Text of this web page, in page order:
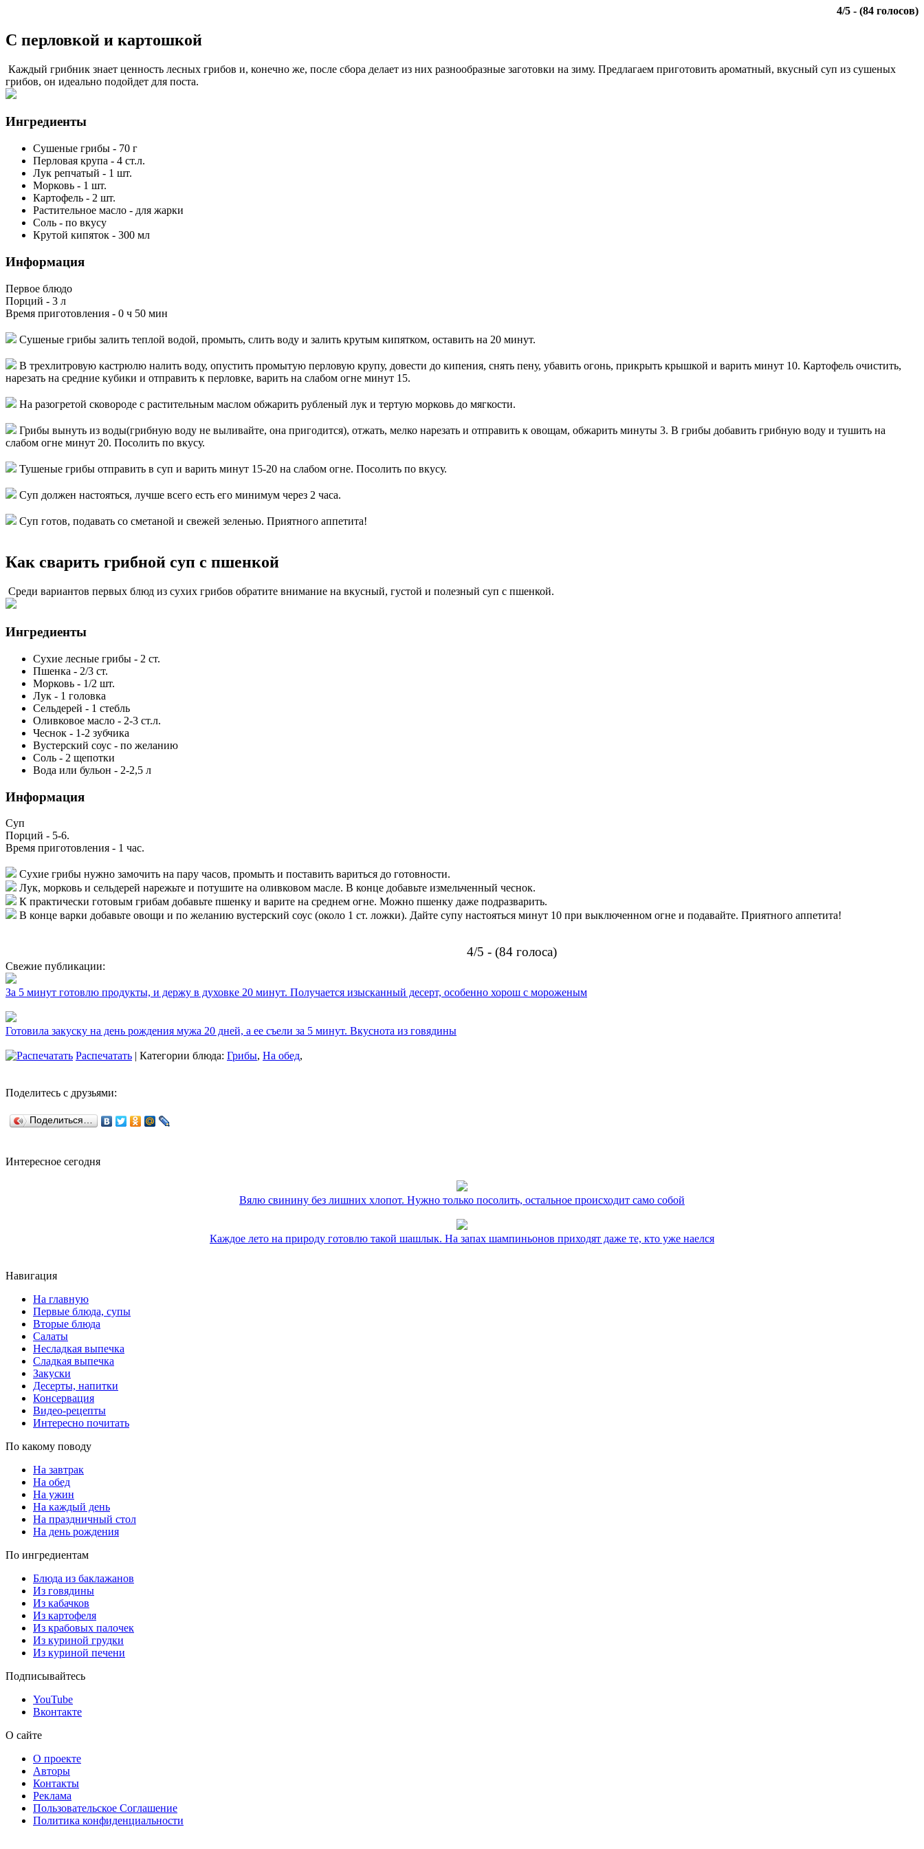
4/5 - (84 голосов)
С перловкой и картошкой
Каждый грибник знает ценность лесных грибов и, конечно же, после сбора делает из них разнообразные заготовки на зиму. Предлагаем приготовить ароматный, вкусный суп из сушеных
грибов, он идеально подойдет для поста.
Ингредиенты
Сушеные грибы - 70 г
Перловая крупа - 4 ст.л.
Лук репчатый - 1 шт.
Морковь - 1 шт.
Картофель - 2 шт.
Растительное масло - для жарки
Соль - по вкусу
Крутой кипяток - 300 мл
Информация
Первое блюдо
Порций - 3 л
Время приготовления - 0 ч 50 мин
Сушеные грибы залить теплой водой, промыть, слить воду и залить крутым кипятком, оставить на 20 минут.
В трехлитровую кастрюлю налить воду, опустить промытую перловую крупу, довести до кипения, снять пену, убавить огонь, прикрыть крышкой и варить минут 10. Картофель очистить,
нарезать на средние кубики и отправить к перловке, варить на слабом огне минут 15.
На разогретой сковороде с растительным маслом обжарить рубленый лук и тертую морковь до мягкости.
Грибы вынуть из воды(грибную воду не выливайте, она пригодится), отжать, мелко нарезать и отправить к овощам, обжарить минуты 3. В грибы добавить грибную воду и тушить на
слабом огне минут 20. Посолить по вкусу.
Тушеные грибы отправить в суп и варить минут 15-20 на слабом огне. Посолить по вкусу.
Суп должен настояться, лучше всего есть его минимум через 2 часа.
Суп готов, подавать со сметаной и свежей зеленью. Приятного аппетита!
Как сварить грибной суп с пшенкой
Среди вариантов первых блюд из сухих грибов обратите внимание на вкусный, густой и полезный суп с пшенкой.
Ингредиенты
Сухие лесные грибы - 2 ст.
Пшенка - 2/3 ст.
Морковь - 1/2 шт.
Лук - 1 головка
Сельдерей - 1 стебль
Оливковое масло - 2-3 ст.л.
Чеснок - 1-2 зубчика
Вустерский соус - по желанию
Соль - 2 щепотки
Вода или бульон - 2-2,5 л
Информация
Суп
Порций - 5-6.
Время приготовления - 1 час.
Сухие грибы нужно замочить на пару часов, промыть и поставить вариться до готовности.
Лук, морковь и сельдерей нарежьте и потушите на оливковом масле. В конце добавьте измельченный чеснок.
К практически готовым грибам добавьте пшенку и варите на среднем огне. Можно пшенку даже подразварить.
В конце варки добавьте овощи и по желанию вустерский соус (около 1 ст. ложки). Дайте супу настояться минут 10 при выключенном огне и подавайте. Приятного аппетита!
4/5 - (84 голоса)
Свежие публикации:
За 5 минут готовлю продукты, и держу в духовке 20 минут. Получается изысканный десерт, особенно хорош с мороженым
Готовила закуску на день рождения мужа 20 дней, а ее съели за 5 минут. Вкуснота из говядины
Распечатать | Категории блюда: Грибы, На обед,
Поделитесь с друзьями:
Поделиться…
Интересное сегодня
Вялю свинину без лишних хлопот. Нужно только посолить, остальное происходит само собой
Каждое лето на природу готовлю такой шашлык. На запах шампиньонов приходят даже те, кто уже наелся
Навигация
На главную
Первые блюда, супы
Вторые блюда
Салаты
Несладкая выпечка
Сладкая выпечка
Закуски
Десерты, напитки
Консервация
Видео-рецепты
Интересно почитать
По какому поводу
На завтрак
На обед
На ужин
На каждый день
На праздничный стол
На день рождения
По ингредиентам
Блюда из баклажанов
Из говядины
Из кабачков
Из картофеля
Из крабовых палочек
Из куриной грудки
Из куриной печени
Подписывайтесь
YouTube
Вконтакте
О сайте
О проекте
Авторы
Контакты
Реклама
Пользовательское Соглашение
Политика конфиденциальности